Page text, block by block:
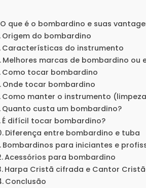
O que é o bombardino e suas
Origem do bombardino
Características do instrumento
Melhores marcas de bombardino ou
Como tocar bombardino
Onde tocar bombardino
Como manter o instrumento
Quanto custa um bombardino?
É difícil tocar bombardino?
Diferença entre bombardino e tuba
Bombardinos para iniciantes e
Acessórios para bombardino
Harpa Cristã cifrada e Cantor
Conclusão